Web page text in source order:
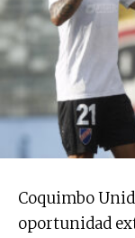
Coquimbo
oportunidad